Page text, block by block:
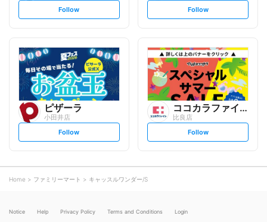
s
l
o
w
Follow
s
l
o
w
Follow
ピザーラ
小田井店
s
l
o
Follow
ココカラファイン
比良店
s
l
Follow
Home ファミリーマート キャッスルワンダー/S
Notice Help Privacy Policy Terms and Conditions Login